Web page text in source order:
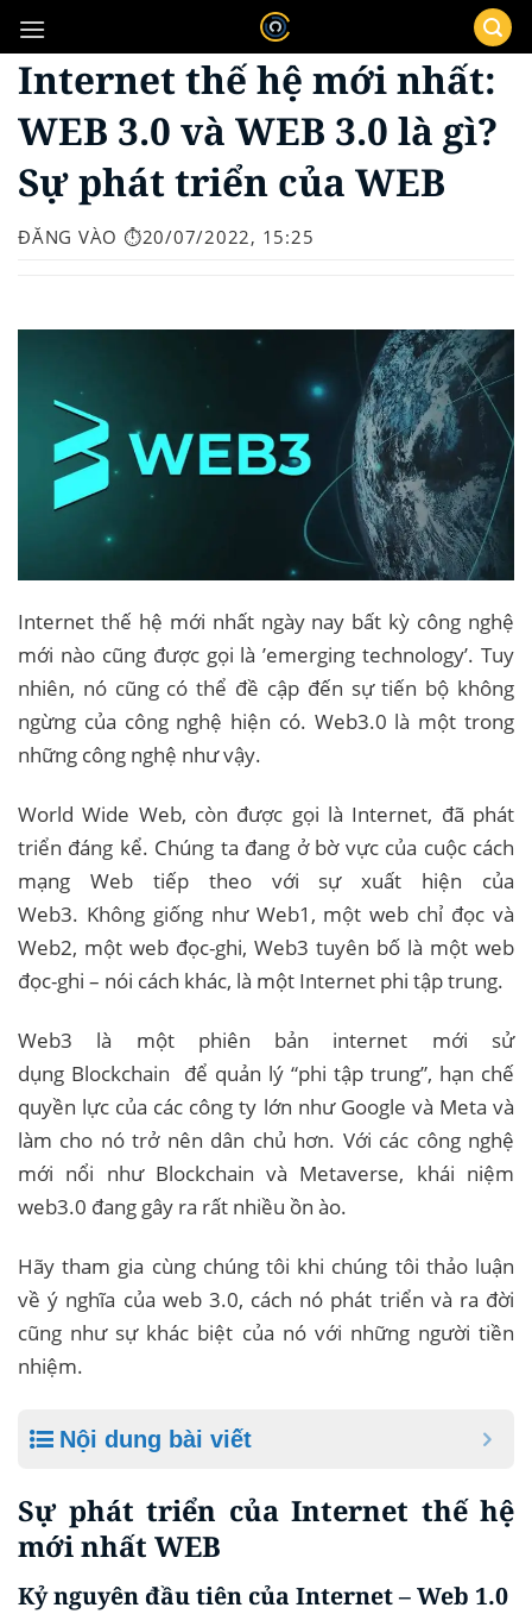
qua
nội
Internet thế hệ mới nhất:
WEB 3.0 và WEB 3.0 là gì?
Sự phát triển của WEB
ĐĂNG VÀO ⏱️20/07/2022, 15:25
Internet thế hệ mới nhất ngày nay bất kỳ công nghệ
mới nào cũng được gọi là ’emerging technology’. Tuy
nhiên, nó cũng có thể đề cập đến sự tiến bộ không
ngừng của công nghệ hiện có. Web3.0 là một trong
những công nghệ như vậy.
World Wide Web, còn được gọi là Internet, đã phát
triển đáng kể. Chúng ta đang ở bờ vực của cuộc cách
mạng Web tiếp theo với sự xuất hiện của
Web3. Không giống như Web1, một web chỉ đọc và
Web2, một web đọc-ghi, Web3 tuyên bố là một web
đọc-ghi – nói cách khác, là một Internet phi tập trung.
Web3 là một phiên bản internet mới sử
dụng Blockchain để quản lý “phi tập trung”, hạn chế
quyền lực của các công ty lớn như Google và Meta và
làm cho nó trở nên dân chủ hơn. Với các công nghệ
mới nổi như Blockchain và Metaverse, khái niệm
web3.0 đang gây ra rất nhiều ồn ào.
Hãy tham gia cùng chúng tôi khi chúng tôi thảo luận
về ý nghĩa của web 3.0, cách nó phát triển và ra đời
cũng như sự khác biệt của nó với những người tiền
nhiệm.
Nội dung bài viết
Sự phát triển của Internet thế hệ
mới nhất WEB
Kỷ nguyên đầu tiên của Internet – Web 1.0